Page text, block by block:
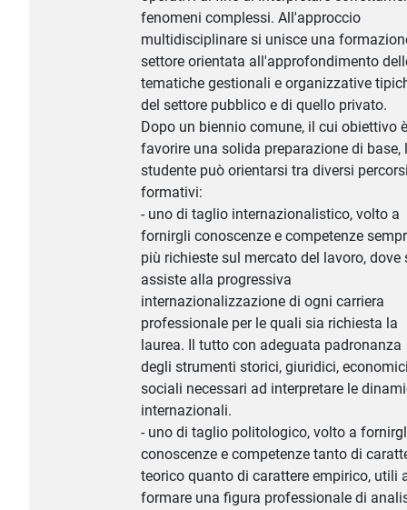
fenomeni complessi. All'approccio
multidisciplinare si unisce una
settore orientata all'approfondimento
tematiche gestionali e organizzative
del settore pubblico e di quello privato.
Dopo un biennio comune, il cui obiettivo
favorire una solida preparazione di base,
studente può orientarsi tra diversi
formativi:
- uno di taglio internazionalistico, volto a
fornirgli conoscenze e competenze
più richieste sul mercato del lavoro, dove
assiste alla progressiva
internazionalizzazione di ogni carriera
professionale per le quali sia richiesta la
laurea. Il tutto con adeguata padronanza
degli strumenti storici, giuridici,
sociali necessari ad interpretare le
internazionali.
- uno di taglio politologico, volto a
conoscenze e competenze tanto di
teorico quanto di carattere empirico, utili
formare una figura professionale di